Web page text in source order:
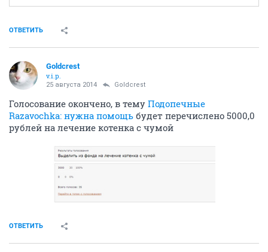
ОТВЕТИТЬ
Goldcrest
v.i.p.
25 августа 2014 Goldcrest
Голосование окончено, в тему Подопечные
Razavochka: нужна помощь будет перечислено 5000,0
рублей на лечение котенка с чумой
ОТВЕТИТЬ